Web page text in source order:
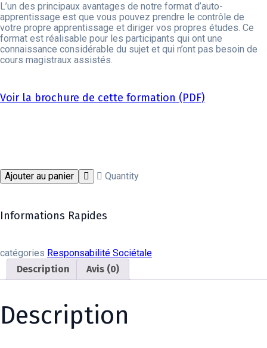
L’un des principaux avantages de notre format d’auto-
apprentissage est que vous pouvez prendre le contrôle de
votre propre apprentissage et diriger vos propres études. Ce
format est réalisable pour les participants qui ont une
connaissance considérable du sujet et qui n’ont pas besoin de
cours magistraux assistés.
Voir la brochure de cette formation (PDF)
Quantity
Ajouter au panier
Informations Rapides
catégories Responsabilité Sociétale​
Description
Avis (0)
Description